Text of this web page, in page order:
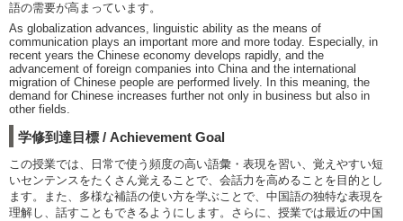
語の需要が高まっています。
As globalization advances, linguistic ability as the means of
communication plays an important more and more today. Especially, in
recent years the Chinese economy develops rapidly, and the
advancement of foreign companies into China and the international
migration of Chinese people are performed lively. In this meaning, the
demand for Chinese increases further not only in business but also in
other fields.
学修到達目標 / Achievement Goal
この授業では、日常で使う頻度の高い語彙・表現を習い、覚えやすい短
いセンテンスをたくさん覚えることで、会話力を高めることを目的とし
ます。また、多様な補語の使い方を学ぶことで、中国語の独特な表現を
理解し、話すこともできるようにします。さらに、授業では最近の中国